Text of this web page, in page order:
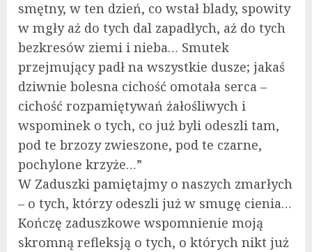
smętny, w ten dzień, co wstał blady, spowity
w mgły aż do tych dal zapadłych, aż do tych
bezkresów ziemi i nieba… Smutek
przejmujący padł na wszystkie dusze; jakaś
dziwnie bolesna cichość omotała serca –
cichość rozpamiętywań żałośliwych i
wspominek o tych, co już byli odeszli tam,
pod te brzozy zwieszone, pod te czarne,
pochylone krzyże…”
W Zaduszki pamiętajmy o naszych zmarłych
– o tych, którzy odeszli już w smugę cienia…
Kończę zaduszkowe wspomnienie moją
skromną refleksją o tych, o których nikt już